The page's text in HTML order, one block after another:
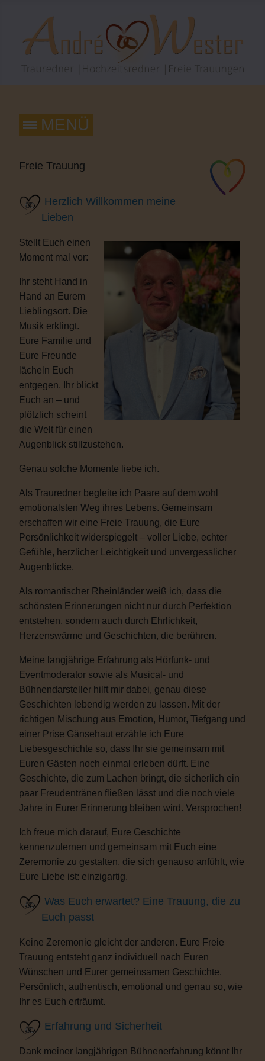
Freie Trauung
Herzlich Willkommen meine
Lieben
Stellt Euch einen
Moment mal vor:
Ihr steht Hand in
Hand an Eurem
Lieblingsort. Die
Musik erklingt.
Eure Familie und
Eure Freunde
lächeln Euch
entgegen. Ihr blickt
Euch an – und
plötzlich scheint
die Welt für einen
Augenblick stillzustehen.
Genau solche Momente liebe ich.
Als Trauredner begleite ich Paare auf dem wohl
emotionalsten Weg ihres Lebens. Gemeinsam
erschaffen wir eine Freie Trauung, die Eure
Persönlichkeit widerspiegelt – voller Liebe, echter
Gefühle, herzlicher Leichtigkeit und unvergesslicher
Augenblicke.
Als romantischer Rheinländer weiß ich, dass die
schönsten Erinnerungen nicht nur durch Perfektion
entstehen, sondern auch durch Ehrlichkeit,
Herzenswärme und Geschichten, die berühren.
Meine langjährige Erfahrung als Hörfunk- und
Eventmoderator sowie als Musical- und
Bühnendarsteller hilft mir dabei, genau diese
Geschichten lebendig werden zu lassen. Mit der
richtigen Mischung aus Emotion, Humor, Tiefgang und
einer Prise Gänsehaut erzähle ich Eure
Liebesgeschichte so, dass Ihr sie gemeinsam mit
Euren Gästen noch einmal erleben dürft. Eine
Geschichte, die zum Lachen bringt, die sicherlich ein
paar Freudentränen fließen lässt und die noch viele
Jahre in Eurer Erinnerung bleiben wird. Versprochen!
Ich freue mich darauf, Eure Geschichte
kennenzulernen und gemeinsam mit Euch eine
Zeremonie zu gestalten, die sich genauso anfühlt, wie
Eure Liebe ist: einzigartig.
Was Euch erwartet? Eine Trauung, die zu
Euch passt
Keine Zeremonie gleicht der anderen. Eure Freie
Trauung entsteht ganz individuell nach Euren
Wünschen und Eurer gemeinsamen Geschichte.
Persönlich, authentisch, emotional und genau so, wie
Ihr es Euch erträumt.
Erfahrung und Sicherheit
Dank meiner langjährigen Bühnenerfahrung könnt Ihr